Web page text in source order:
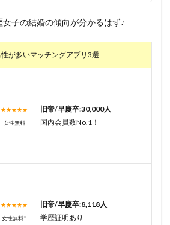
子の結婚の傾向が分かるはず♪
が多いマッチングアプリ3選
★★★★★
女性無料
旧帝/早慶卒:30,000人
国内会員数No.1！
★★★★★
女性無料*
旧帝/早慶卒:8,118人
学歴証明あり